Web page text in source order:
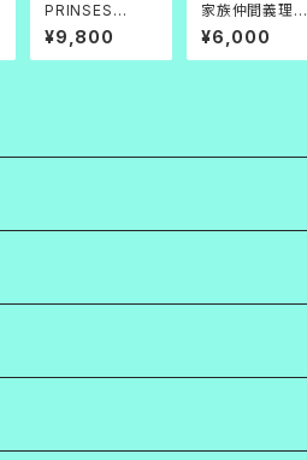
PRINSES
S“D”TEE
¥9,800
家族仲間義理人
情 TEE_黒×TB
¥6,000